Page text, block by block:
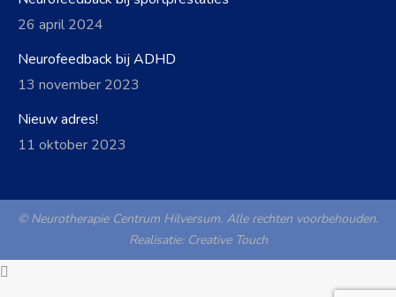
26 april 2024
Neurofeedback bij ADHD
13 november 2023
Nieuw adres!
11 oktober 2023
© Neurotherapie Centrum Hilversum. Alle rechten voorbehouden.
Realisatie: Creative Touch